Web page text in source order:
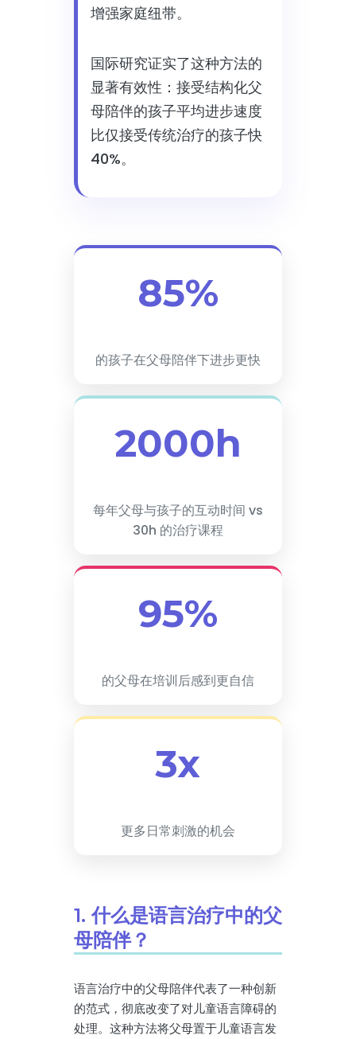
增强家庭纽带。
国际研究证实了这种方法的
显著有效性：接受结构化父
母陪伴的孩子平均进步速度
比仅接受传统治疗的孩子快
40%。
85%
的孩子在父母陪伴下进步更快
2000h
每年父母与孩子的互动时间 vs
30h 的治疗课程
95%
的父母在培训后感到更自信
3x
更多日常刺激的机会
1. 什么是语言治疗中的父
母陪伴？
语言治疗中的父母陪伴代表了一种创新
的范式，彻底改变了对儿童语言障碍的
处理。这种方法将父母置于儿童语言发